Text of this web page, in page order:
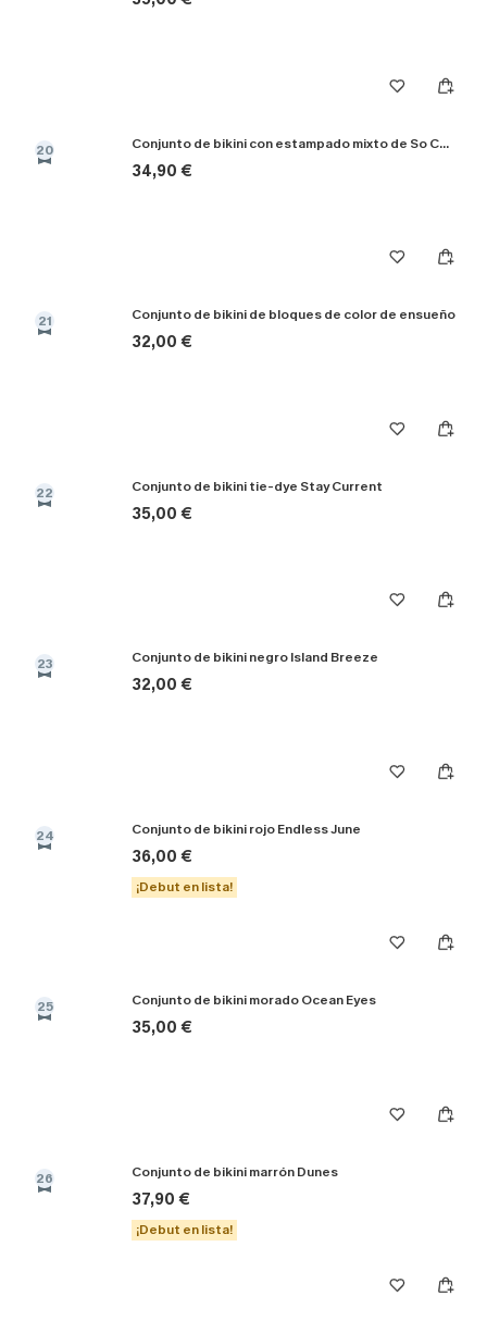
20 Conjunto de bikini con estampado mixto de So Complex
34,90 €
21 Conjunto de bikini de bloques de color de ensueño
32,00 €
22 Conjunto de bikini tie-dye Stay Current
35,00 €
23 Conjunto de bikini negro Island Breeze
32,00 €
24 Conjunto de bikini rojo Endless June
36,00 €
¡Debut en lista!
25 Conjunto de bikini morado Ocean Eyes
35,00 €
26 Conjunto de bikini marrón Dunes
37,90 €
¡Debut en lista!